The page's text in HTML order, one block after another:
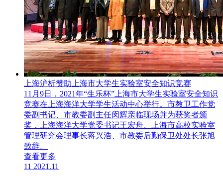
上海沪析赞助上海市大学生实验室安全知识竞赛
11月9日，2021年“生乐杯”上海市大学生实验室安全知识
竞赛在上海海洋大学学生活动中心举行。市教卫工作党
委副书记、市教委副主任闵辉亲临现场并为获奖者颁
奖，上海海洋大学党委书记王宏舟、上海市高校实验室
管理研究会理事长蒋兴浩、市教委后勤保卫处处长张旭
致辞。
查看更多
11 2021.11